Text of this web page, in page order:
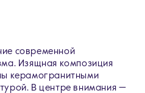
современной
Изящная композиция
керамогранитными
В центре внимания —